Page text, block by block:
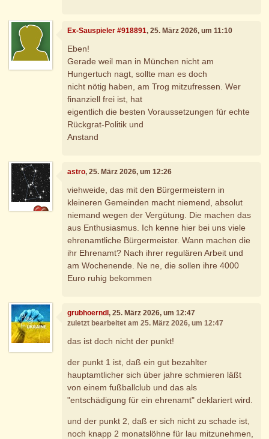
Ex-Sauspieler #918891, 25. März 2026, um 11:10
Eben!
Gerade weil man in München nicht am
Hungertuch nagt, sollte man es doch
nicht nötig haben, am Trog mitzufressen. Wer
finanziell frei ist, hat
eigentlich die besten Voraussetzungen für echte
Rückgrat-Politik und
Anstand
astro, 25. März 2026, um 12:26
viehweide, das mit den Bürgermeistern in
kleineren Gemeinden macht niemend, absolut
niemand wegen der Vergütung. Die machen das
aus Enthusiasmus. Ich kenne hier bei uns viele
ehrenamtliche Bürgermeister. Wann machen die
ihr Ehrenamt? Nach ihrer regulären Arbeit und
am Wochenende. Ne ne, die sollen ihre 4000
Euro ruhig bekommen
grubhoerndl, 25. März 2026, um 12:47
zuletzt bearbeitet am 25. März 2026, um 12:47
das ist doch nicht der punkt!
der punkt 1 ist, daß ein gut bezahlter
hauptamtlicher sich über jahre schmieren läßt
von einem fußballclub und das als
"entschädigung für ein ehrenamt" deklariert wird.
und der punkt 2, daß er sich nicht zu schade ist,
noch knapp 2 monatslöhne für lau mitzunehmen,